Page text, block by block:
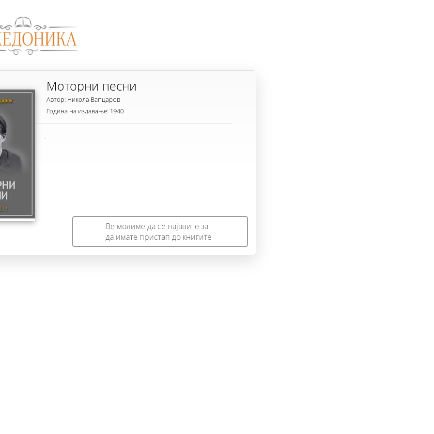
Моторни песни
Автор: Никола Вапцаров
Година на издавање: 1940
.
Ве молиме да се најавите за
да имате пристап до книгите